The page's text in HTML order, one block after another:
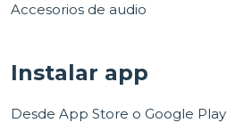
Accesorios de audio
Instalar app
Desde App Store o Google Play